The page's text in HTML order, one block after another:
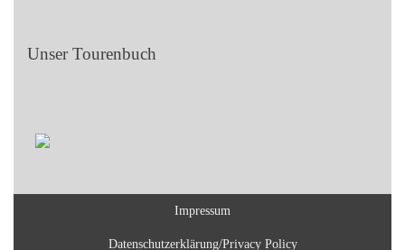
Unser Tourenbuch
Impressum
Datenschutzerklärung/Privacy Policy